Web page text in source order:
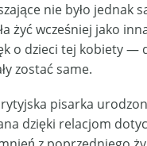
nie było jednak
żyć wcześniej jako
o dzieci tej kobiety —
zostać same.
pisarka
dzięki relacjom